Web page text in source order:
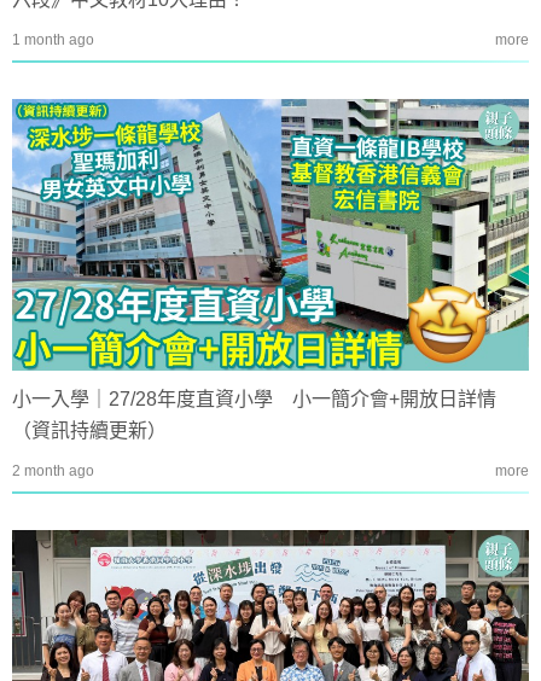
1 month ago more
小一入學｜27/28年度直資小學 小一簡介會+開放日詳情
（資訊持續更新）
2 month ago more